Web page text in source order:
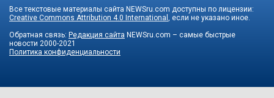
Все текстовые материалы сайта NEWSru.com доступны по лицензии:
Creative Commons Attribution 4.0 International
, если не указано иное.
Обратная связь: Редакция сайта NEWSru.com – самые быстрые
новости 2000-2021
Политика конфиденциальности